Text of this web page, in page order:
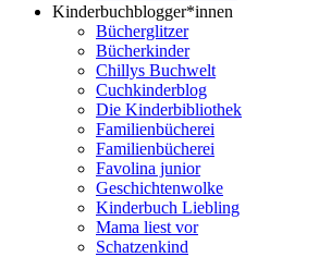
Kinderbuchblogger*innen
Bücherglitzer
Bücherkinder
Chillys Buchwelt
Cuchkinderblog
Die Kinderbibliothek
Familienbücherei
Familienbücherei
Favolina junior
Geschichtenwolke
Kinderbuch Liebling
Mama liest vor
Schatzenkind